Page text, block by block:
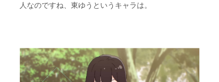
人なのですね、東ゆうというキャラは。